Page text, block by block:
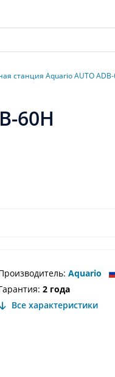
станция Aquario AUTO
60H
Aquario
2 года
Все характеристики